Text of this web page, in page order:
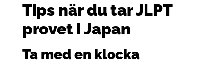
Tips när du tar JLPT
provet i Japan
Ta med en klocka